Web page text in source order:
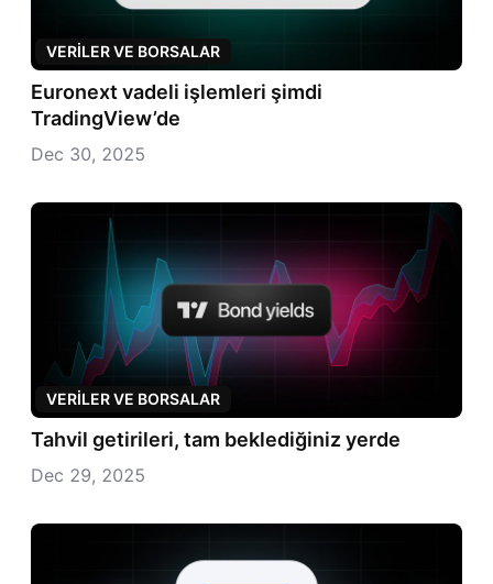
VERILER VE BORSALAR
Euronext vadeli işlemleri şimdi
TradingView’de
Dec 30, 2025
VERILER VE BORSALAR
Tahvil getirileri, tam beklediğiniz yerde
Dec 29, 2025